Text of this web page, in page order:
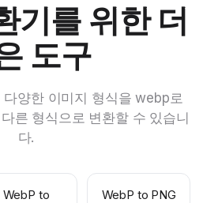
기를 위한 더
도구
양한 이미지 형식을 webp로
른 형식으로 변환할 수 있습니
다.
WebP to
WebP to PNG